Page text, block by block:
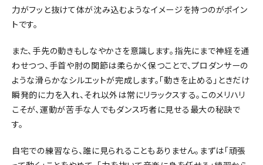
力がフッと抜けて体が沈み込むようなイメージを持つのがポイン
トです。
また、手先の動きもしなやかさを意識します。指先にまで神経を通
わせつつ、手首や肘の関節は柔らかく保つことで、プロダンサーの
ような滑らかなシルエットが完成します。「動きを止める」ときだけ
瞬発的に力を入れ、それ以外は常にリラックスする。このメリハリ
こそが、運動が苦手な人でもダンス巧者に見せる最大の秘訣で
す。
自宅での練習なら、誰に見られることもありません。まずは「頑張